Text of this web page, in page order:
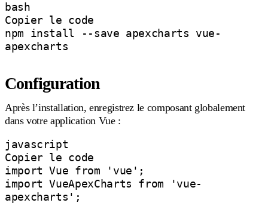
bash
Copier le code
npm install --save apexcharts vue-
apexcharts
Configuration
Après l’installation, enregistrez le composant globalement
dans votre application Vue :
javascript
Copier le code
import Vue from 'vue';
import VueApexCharts from 'vue-
apexcharts';